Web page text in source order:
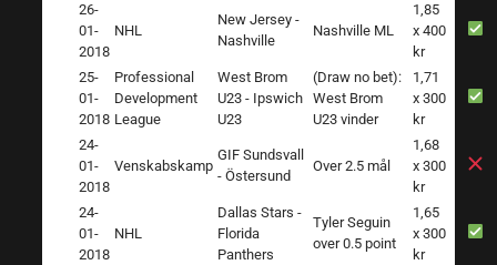
26-
01-
2018
NHL
New Jersey -
Nashville
Nashville ML
1,85
x 400
kr
25-
01-
2018
Professional
Development
League
West Brom
U23 - Ipswich
U23
(Draw no bet):
West Brom
U23 vinder
1,71
x 300
kr
24-
01-
2018
Venskabskamp
GIF Sundsvall
- Östersund
Over 2.5 mål
1,68
x 300
kr
24-
01-
2018
NHL
Dallas Stars -
Florida
Panthers
Tyler Seguin
over 0.5 point
1,65
x 300
kr